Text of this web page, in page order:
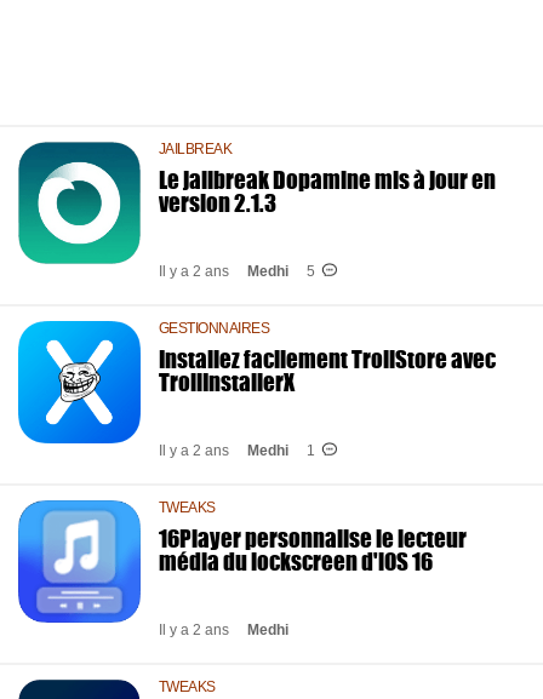
JAILBREAK
Le jailbreak Dopamine mis à jour en
version 2.1.3
Il y a 2 ans Medhi 5
GESTIONNAIRES
Installez facilement TrollStore avec
TrollInstallerX
Il y a 2 ans Medhi 1
TWEAKS
16Player personnalise le lecteur
média du lockscreen d'iOS 16
Il y a 2 ans Medhi
TWEAKS